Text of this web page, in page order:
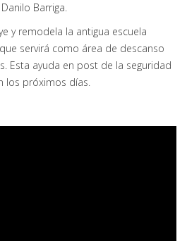
Barriga.
y remodela la antigua escuela
servirá como área de descanso
Esta ayuda en post de la seguridad
los próximos días.